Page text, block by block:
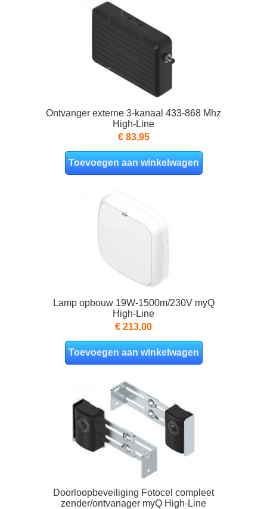
Ontvanger externe 3-kanaal 433-868 Mhz
High-Line
€ 83,95
Toevoegen aan winkelwagen
Lamp opbouw 19W-1500m/230V myQ
High-Line
€ 213,00
Toevoegen aan winkelwagen
Doorloopbeveiliging Fotocel compleet
zender/ontvanager myQ High-Line